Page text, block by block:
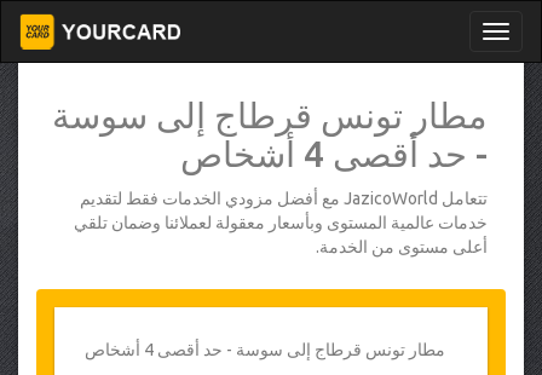
مطار تونس قرطاج إلى سوسة
- حد أقصى 4 أشخاص
تتعامل JazicoWorld مع أفضل مزودي الخدمات فقط لتقديم
خدمات عالمية المستوى وبأسعار معقولة لعملائنا وضمان تلقي
أعلى مستوى من الخدمة.
مطار تونس قرطاج إلى سوسة - حد أقصى 4 أشخاص